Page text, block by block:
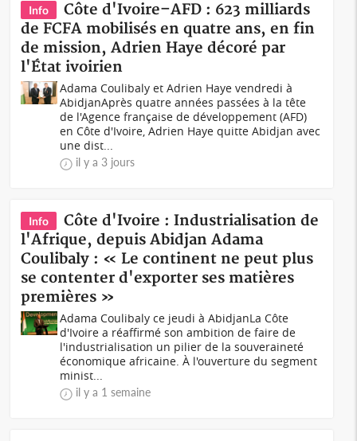
Info
Côte d'Ivoire–AFD : 623 milliards
de FCFA mobilisés en quatre ans, en fin
de mission, Adrien Haye décoré par
l'État ivoirien
Adama Coulibaly et Adrien Haye vendredi à
AbidjanAprès quatre années passées à la tête
de l'Agence française de développement (AFD)
en Côte d'Ivoire, Adrien Haye quitte Abidjan avec
une dist...
il y a 3 jours
Info
Côte d'Ivoire : Industrialisation de
l'Afrique, depuis Abidjan Adama
Coulibaly : « Le continent ne peut plus
se contenter d'exporter ses matières
premières »
Adama Coulibaly ce jeudi à AbidjanLa Côte
d'Ivoire a réaffirmé son ambition de faire de
l'industrialisation un pilier de la souveraineté
économique africaine. À l'ouverture du segment
minist...
il y a 1 semaine